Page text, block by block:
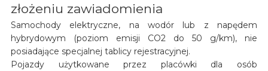
złożeniu zawiadomienia
Samochody elektryczne, na wodór lub z napędem
hybrydowym (poziom emisji CO2 do 50 g/km), nie
posiadające specjalnej tablicy rejestracyjnej.
Pojazdy użytkowane przez placówki dla osób